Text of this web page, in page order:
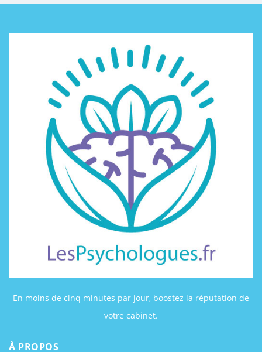
En moins de cinq minutes par jour, boostez la réputation de
votre cabinet.
À PROPOS